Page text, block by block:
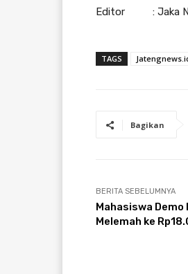
Editor : Jaka
TAGS
Bagikan
BERITA SEBELUMNYA
Mahasiswa
Melemah ke